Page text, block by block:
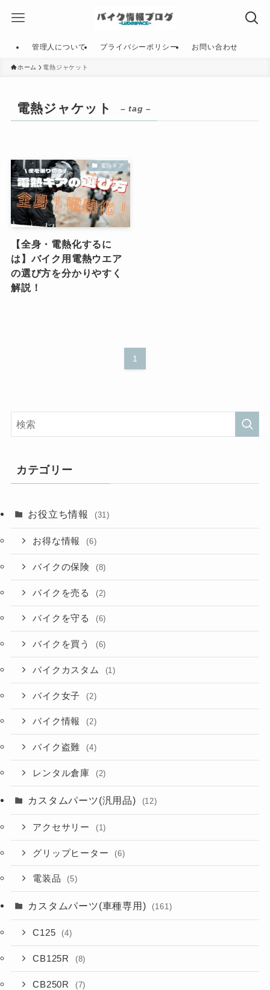
管理人について プライバシーポリシー お問い合わせ
ホーム 電熱ジャケット
電熱ジャケット – tag –
電熱ギア
【全身・電熱化するに
は】バイク用電熱ウエア
の選び方を分かりやすく
解説！
1
カテゴリー
お役立ち情報 (31)
お得な情報 (6)
バイクの保険 (8)
バイクを売る (2)
バイクを守る (6)
バイクを買う (6)
バイクカスタム (1)
バイク女子 (2)
バイク情報 (2)
バイク盗難 (4)
レンタル倉庫 (2)
カスタムパーツ(汎用品) (12)
アクセサリー (1)
グリップヒーター (6)
電装品 (5)
カスタムパーツ(車種専用) (161)
C125 (4)
CB125R (8)
CB250R (7)